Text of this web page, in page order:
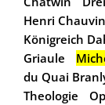
Henri Chauvin
Königreich
Griaule
du Quai
Theologie